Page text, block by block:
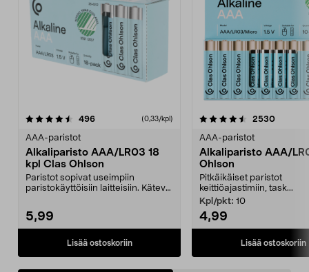
496arvostelut (0,33/kpl)
AAA-paristot
Alkaliparisto AAA/LR03 18
kpl Clas Ohlson
Paristot sopivat useimpiin
paristokäyttöisiin laitteisiin. Kätevä
5,99
Lisää ostoskoriin
4.5viidestä
2530
AAA-paristot
Alkaliparisto AAA/
Ohlson
Pitkäikäiset paristot
keittiöajastimiin, task...
Kpl/pkt: 10
4,99
Lisää ostoskoriin
4.5viidestä